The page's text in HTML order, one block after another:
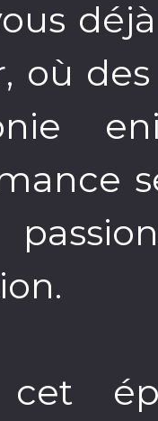
où des
cet